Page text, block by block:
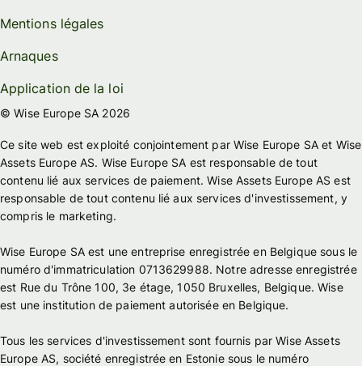
Mentions légales
Arnaques
Application de la loi
© Wise Europe SA 2026
Ce site web est exploité conjointement par Wise Europe SA et Wise
Assets Europe AS. Wise Europe SA est responsable de tout
contenu lié aux services de paiement. Wise Assets Europe AS est
responsable de tout contenu lié aux services d'investissement, y
compris le marketing.
Wise Europe SA est une entreprise enregistrée en Belgique sous le
numéro d'immatriculation 0713629988. Notre adresse enregistrée
est Rue du Trône 100, 3e étage, 1050 Bruxelles, Belgique. Wise
est une institution de paiement autorisée en Belgique.
Tous les services d'investissement sont fournis par Wise Assets
Europe AS, société enregistrée en Estonie sous le numéro